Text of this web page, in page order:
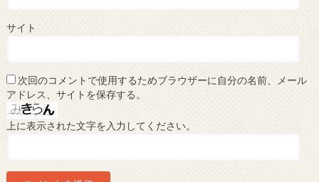
サイト
次回のコメントで使用するためブラウザーに自分の名前、メール
アドレス、サイトを保存する。
上に表示された文字を入力してください。